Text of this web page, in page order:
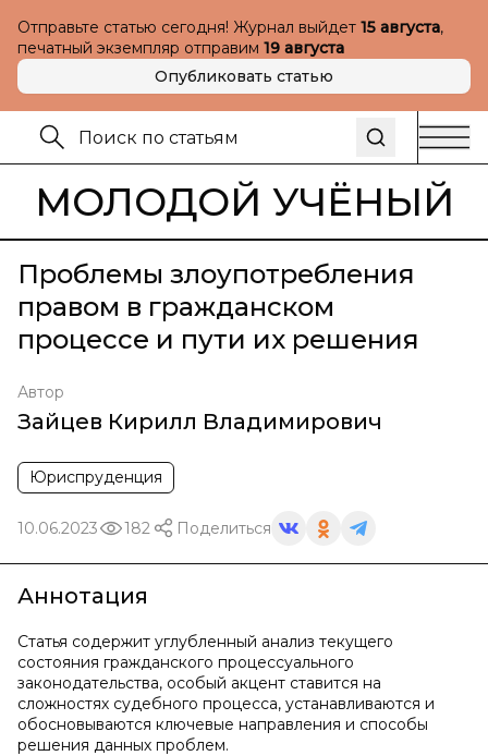
Отправьте статью сегодня! Журнал выйдет 15 августа,
печатный экземпляр отправим 19 августа
Опубликовать статью
МОЛОДОЙ УЧЁНЫЙ
Проблемы злоупотребления
правом в гражданском
процессе и пути их решения
Автор
Зайцев Кирилл Владимирович
Юриспруденция
10.06.2023 182 Поделиться
Аннотация
Статья содержит углубленный анализ текущего
состояния гражданского процессуального
законодательства, особый акцент ставится на
сложностях судебного процесса, устанавливаются и
обосновываются ключевые направления и способы
решения данных проблем.